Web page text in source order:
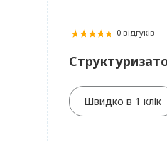
0 відгуків
Швидко в 1 клік